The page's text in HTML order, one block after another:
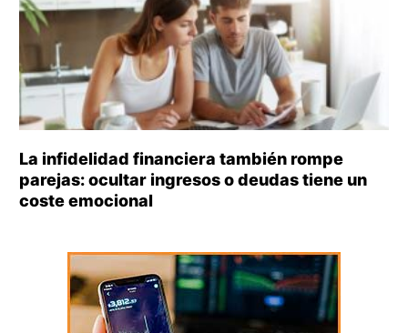
La infidelidad financiera también rompe
parejas: ocultar ingresos o deudas tiene un
coste emocional